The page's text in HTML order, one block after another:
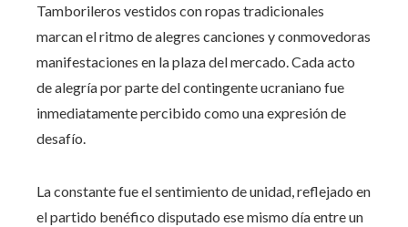
Tamborileros vestidos con ropas tradicionales
marcan el ritmo de alegres canciones y conmovedoras
manifestaciones en la plaza del mercado. Cada acto
de alegría por parte del contingente ucraniano fue
inmediatamente percibido como una expresión de
desafío.
La constante fue el sentimiento de unidad, reflejado en
el partido benéfico disputado ese mismo día entre un